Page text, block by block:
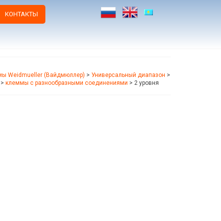
КОНТАКТЫ
Weidmueller (Вайдмюллер) > Универсальный диапазон >
> клеммы с разнообразными соединениями > 2 уровня